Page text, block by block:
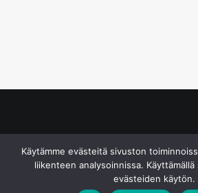
Käytämme evästeitä sivuston
liikenteen analysoinnissa.
evästeiden käytön.